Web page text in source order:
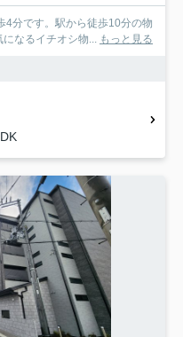
4分です。駅から徒歩10分の物
なるイチオシ物... もっと見る